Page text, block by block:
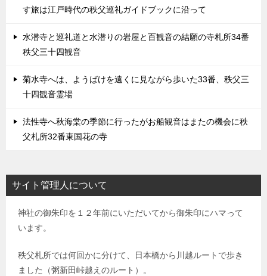
す旅は江戸時代の秩父巡礼ガイドブックに沿って
水潜寺と巡礼道と水潜りの岩屋と百観音の結願の寺札所34番
秩父三十四観音
菊水寺へは、ようばけを遠くに見ながら歩いた33番、秩父三
十四観音霊場
法性寺へ秋海棠の季節に行ったがお船観音はまたの機会に秩
父札所32番東国花の寺
サイト管理人について
神社の御朱印を１２年前にいただいてから御朱印にハマって
います。
秩父札所では何回かに分けて、日本橋から川越ルートで歩き
ました（粥新田峠越えのルート）。